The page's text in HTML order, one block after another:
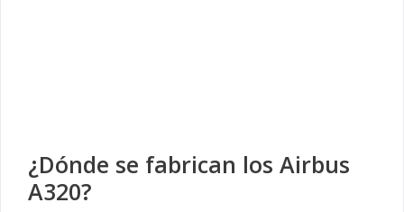
¿Dónde se fabrican los Airbus
A320?